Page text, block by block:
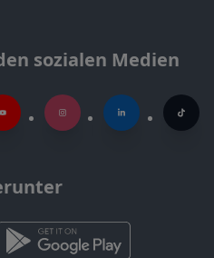
sozialen Medien